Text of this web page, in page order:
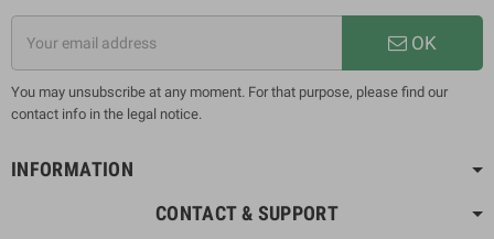
OK
You may unsubscribe at any moment. For that purpose, please find our
contact info in the legal notice.
INFORMATION
CONTACT & SUPPORT